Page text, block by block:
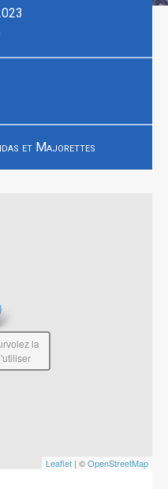
et Majorettes
Leaflet | ©OpenStreetMap
la